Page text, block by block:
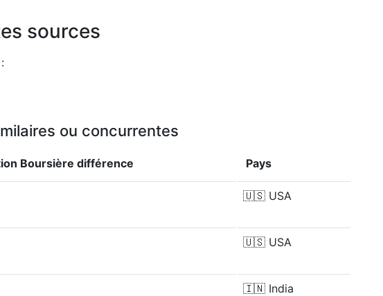
sources
ou concurrentes
Boursière différence Pays
🇺🇸 USA
🇺🇸 USA
🇮🇳 India